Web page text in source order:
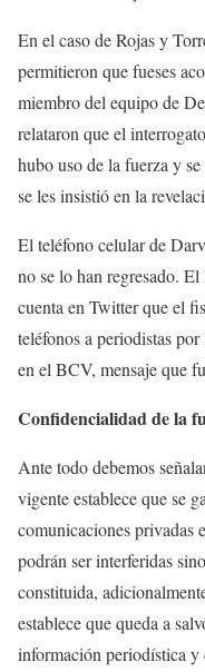
En el caso de Rojas y
permitieron que fueses
miembro del equipo de
relataron que el
hubo uso de la fuerza y
se les insistió en la
El teléfono celular de
no se lo han regresado.
cuenta en Twitter que el
teléfonos a periodistas
en el BCV, mensaje que
Confidencialidad de la
Ante todo debemos
vigente establece que se
comunicaciones privadas
podrán ser interferidas
constituida,
establece que queda a
información periodística y